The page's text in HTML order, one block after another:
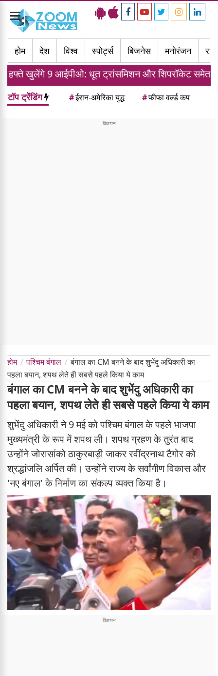
Toggle
navigation
होम
देश विश्व स्पोर्ट्स बिजनेस मनोरंजन
9 आईपीओ: धूत ट्रांसमिशन और शिपरॉकेट समेत कई
टॉप ट्रेंडिंग #ईरान-अमेरिका युद्ध #फीफा वर्ल्ड कप
होम पश्चिम बंगाल
बंगाल का CM बनने के बाद शुभेंदु अधिकारी का
पहला बयान, शपथ लेते ही सबसे पहले किया ये काम
बंगाल का CM बनने के बाद शुभेंदु अधिकारी का
पहला बयान, शपथ लेते ही सबसे पहले किया ये काम
शुभेंदु अधिकारी ने 9 मई को पश्चिम बंगाल के पहले भाजपा
मुख्यमंत्री के रूप में शपथ ली। शपथ ग्रहण के तुरंत बाद
उन्होंने जोरासांको ठाकुरबाड़ी जाकर रवींद्रनाथ टैगोर को
श्रद्धांजलि अर्पित की। उन्होंने राज्य के सर्वांगीण विकास और
'नए बंगाल' के निर्माण का संकल्प व्यक्त किया है।